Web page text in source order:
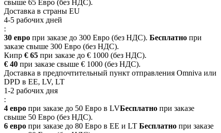
свыше 65 Евро (без НДС).
Доставка в страны EU
4-5 рабочих дней
:
30 евро при заказе до 300 Евро (без НДС). Бесплатно при
заказе свыше 300 Евро (без НДС).
Кипр € 65 при заказе до € 1000 (без НДС).
€ 40 при заказе свыше € 1000 (без НДС).
Доставка в предпочтительный пункт отправления Omniva или
DPD в EE, LV, LT
1-2 рабочих дня
:
4 евро при заказе до 50 Евро в LVБесплатно при заказе
свыше 50 Евро (без НДС).
6 евро при заказе до 80 Евро в EE и LT Бесплатно при заказе